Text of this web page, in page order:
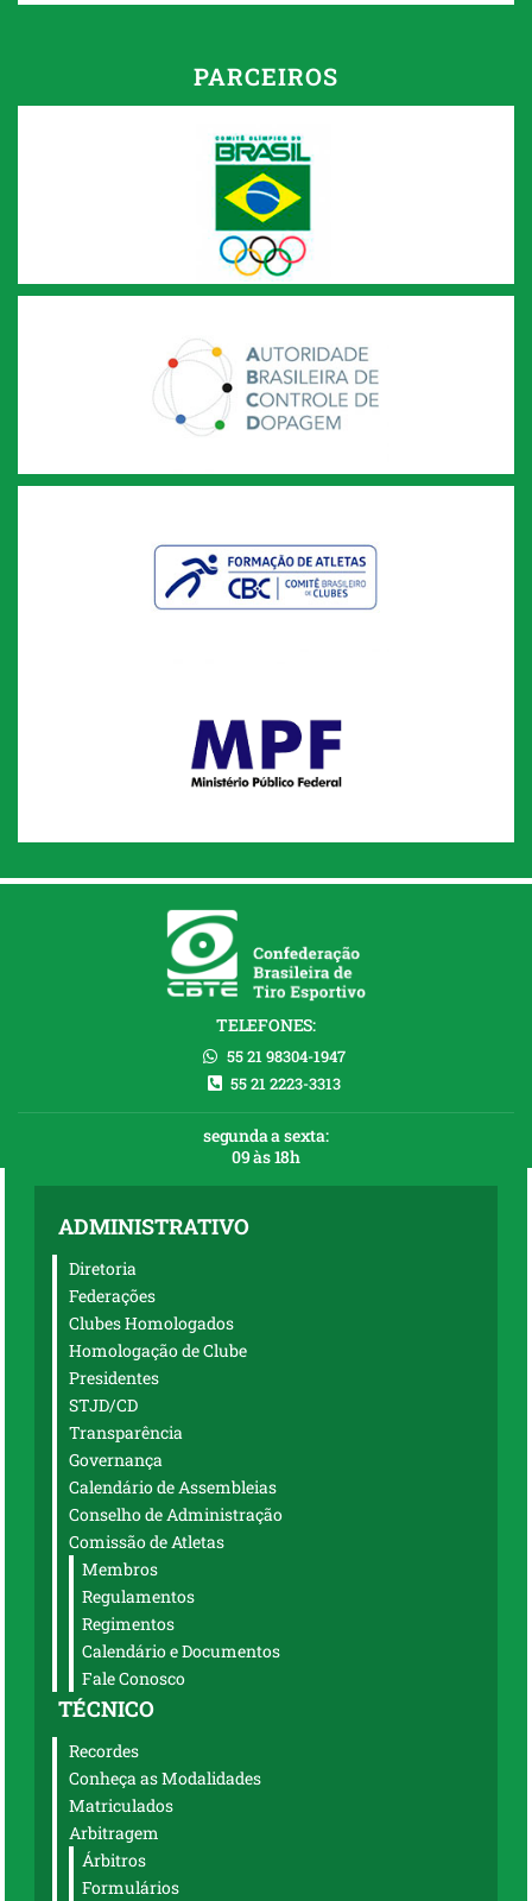
PARCEIROS
TELEFONES:
55 21 98304-1947
55 21 2223-3313
segunda a sexta:
09 às 18h
ADMINISTRATIVO
Diretoria
Federações
Clubes Homologados
Homologação de Clube
Presidentes
STJD/CD
Transparência
Governança
Calendário de Assembleias
Conselho de Administração
Comissão de Atletas
Membros
Regulamentos
Regimentos
Calendário e Documentos
Fale Conosco
TÉCNICO
Recordes
Conheça as Modalidades
Matriculados
Arbitragem
Árbitros
Formulários